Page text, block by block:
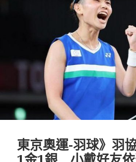
東京奧運-羽球》羽